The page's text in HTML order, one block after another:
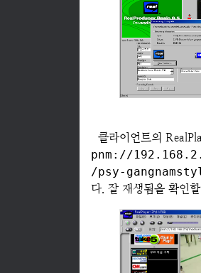
클라이언트의
pnm://
/psy-
다. 잘 재생됨을 확인